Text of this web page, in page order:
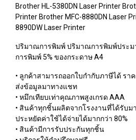
Brother HL-5380DN Laser Printer
Printer Brother MFC-8880DN Laser
8890DW Laser Printer
ปริมาณการพิมพ์ ปริมาณการพิมพ์ประ
การพิมพ์ 5% ของกระดาษ A4
• ลูกค้าสามารถออกใบกำกับภาษีได้ รา
ส่งข้อมูลมาทางแชท
• หมึกเทียบเท่าคุณภาพสูงเกรด AAA
• สินค้าทุกชิ้นผลิตจากโรงงานที่ได้รับม
ประหยัดค่าใช้ได้จ่ายได้มากกว่า 80%
• สินค้ามีการรับประกันทุกชิ้น